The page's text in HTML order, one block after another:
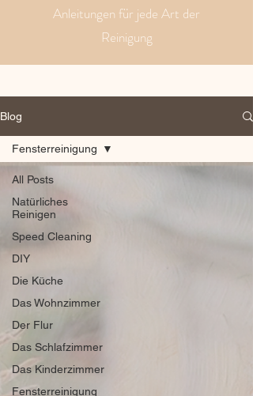
Anleitungen für jede Art der
Reinigung
Blog
All Posts
Natürliches
Reinigen
Speed Cleaning
DIY
Die Küche
Das Wohnzimmer
Der Flur
Das Schlafzimmer
Das Kinderzimmer
Fensterreinigung
Fensterreinigung